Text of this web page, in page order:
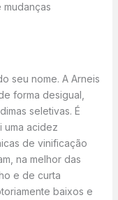
seu nome. A Arneis
forma desigual,
seletivas. É
uma acidez
de vinificação
na melhor das
e de curta
baixos e